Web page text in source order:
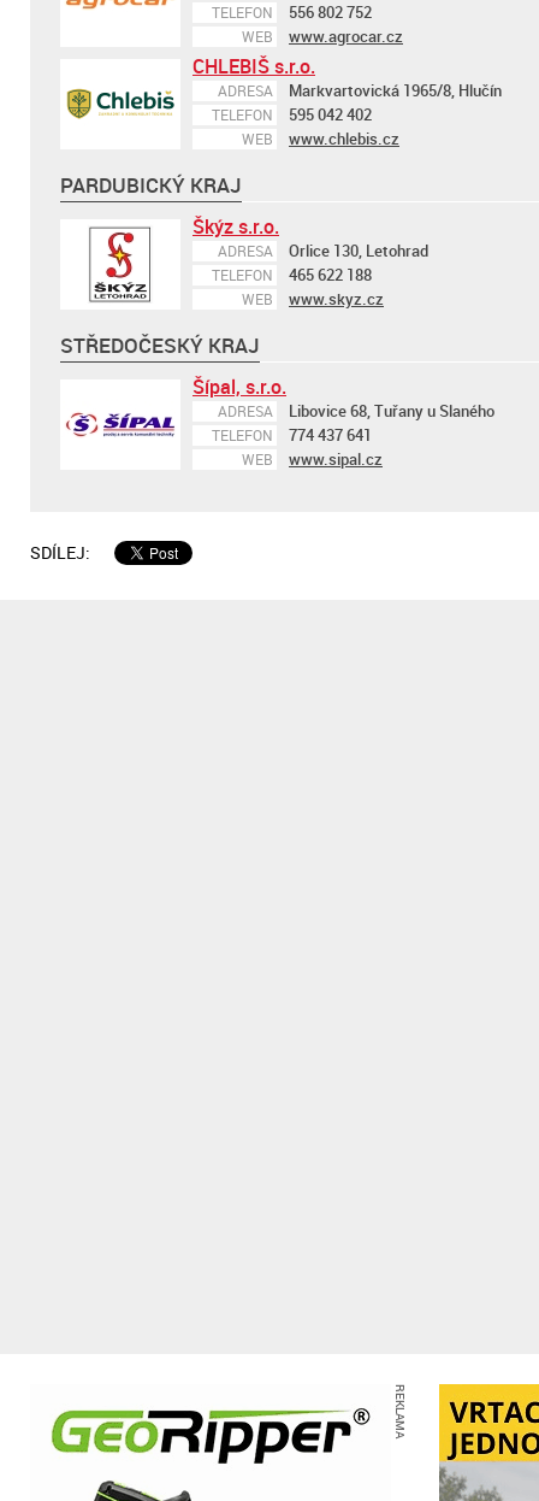
TELEFON 556 802 752
WEB www.agrocar.cz
CHLEBIŠ s.r.o.
ADRESA Markvartovická 1965/8, Hlučín
TELEFON 595 042 402
WEB www.chlebis.cz
PARDUBICKÝ KRAJ
Škýz s.r.o.
ADRESA Orlice 130, Letohrad
TELEFON 465 622 188
WEB www.skyz.cz
STŘEDOČESKÝ KRAJ
Šípal, s.r.o.
ADRESA Libovice 68, Tuřany u Slaného
TELEFON 774 437 641
WEB www.sipal.cz
SDÍLEJ:
REKLAMA